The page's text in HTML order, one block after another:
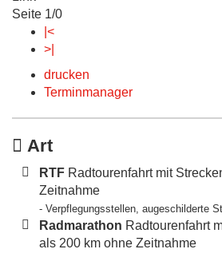
Seite 1/0
|<
>|
drucken
Terminmanager
Art
RTF Radtourenfahrt mit
Zeitnahme
- Verpflegungsstellen, augeschilderte
Radmarathon Radtourenfahrt
als 200 km ohne Zeitnahme